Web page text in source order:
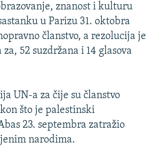
znanost i kulturu
u Parizu 31. oktobra
članstvo, a rezolucija je
za, 52 suzdržana i 14 glasova
UN-a za čije su članstvo
što je palestinski
23. septembra zatražio
narodima.